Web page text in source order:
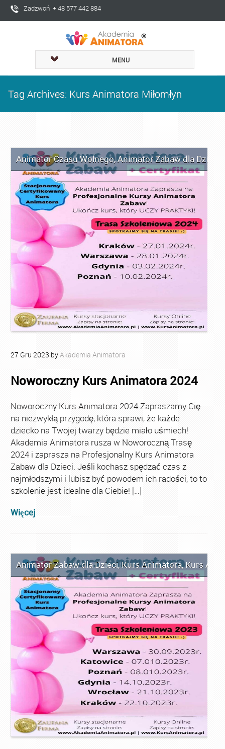
Zadzwoń + 48 577 442 884
MENU
Tag Archives: Kurs Animatora Miłomłyn
Animator Czasu Wolnego,Animator Zabaw dla Dzieci
27 Gru 2023 byAkademia Animatora
Noworoczny Kurs Animatora 2024
Noworoczny Kurs Animatora 2024 Zapraszamy Cię
na niezwykłą przygodę, która sprawi, że każde
dziecko na Twojej twarzy będzie miało uśmiech!
Akademia Animatora rusza w Noworoczną Trasę
2024 i zaprasza na Profesjonalny Kurs Animatora
Zabaw dla Dzieci. Jeśli kochasz spędzać czas z
najmłodszymi i lubisz być powodem ich radości, to to
szkolenie jest idealne dla Ciebie! […]
Więcej
Animator Zabaw dla Dzieci,Kurs Animatora,Kurs